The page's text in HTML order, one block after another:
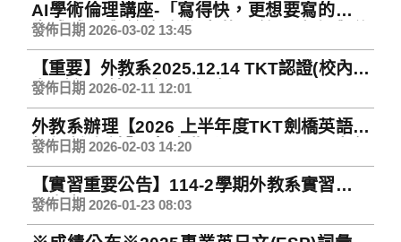
AI學術倫理講座-「寫得快，更想要寫的深：
生成式AI與論文寫作中的界線、責任與信
任」
發佈日期 2026-03-02 13:45
【重要】外教系2025.12.14 TKT認證(校內場
次)證照結果領取通知 Notice of TKT
Collection
發佈日期 2026-02-11 12:01
外教系辦理【2026 上半年度TKT劍橋英語教
師認證考試】(報名期程：2/3至3/12 中午
12:00止) 2026 TKT ON-CAMPUS
發佈日期 2026-02-03 14:20
【實習重要公告】114-2學期外教系實習申請
及審查日程
發佈日期 2026-01-23 08:03